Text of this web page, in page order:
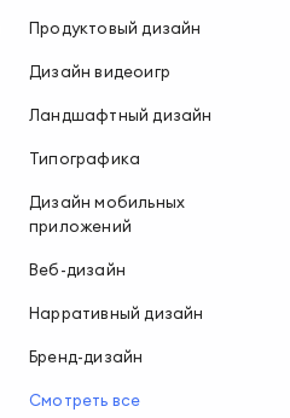
Продуктовый дизайн
Дизайн видеоигр
Ландшафтный дизайн
Типографика
Дизайн мобильных
приложений
Веб-дизайн
Нарративный дизайн
Бренд-дизайн
Смотреть все